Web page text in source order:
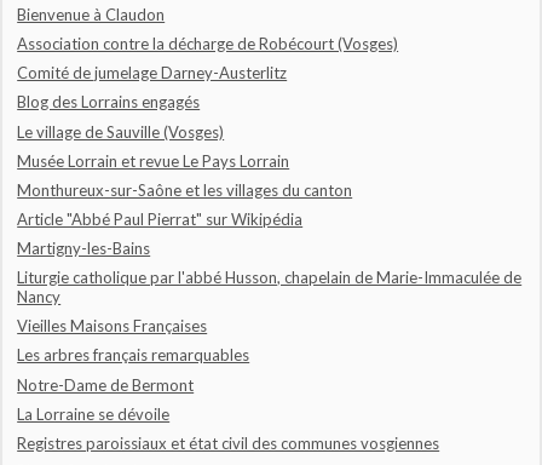
Bienvenue à Claudon
Association contre la décharge de Robécourt (Vosges)
Comité de jumelage Darney-Austerlitz
Blog des Lorrains engagés
Le village de Sauville (Vosges)
Musée Lorrain et revue Le Pays Lorrain
Monthureux-sur-Saône et les villages du canton
Article "Abbé Paul Pierrat" sur Wikipédia
Martigny-les-Bains
Liturgie catholique par l'abbé Husson, chapelain de Marie-Immaculée de
Nancy
Vieilles Maisons Françaises
Les arbres français remarquables
Notre-Dame de Bermont
La Lorraine se dévoile
Registres paroissiaux et état civil des communes vosgiennes